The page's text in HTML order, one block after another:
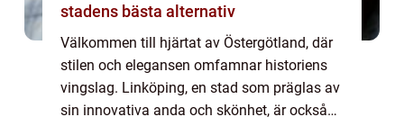
stadens bästa alternativ
Välkommen till hjärtat av Östergötland, där
stilen och elegansen omfamnar historiens
vingslag. Linköping, en stad som präglas av
sin innovativa anda och skönhet, är också